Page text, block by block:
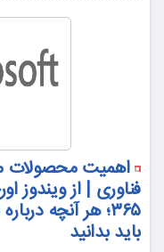
اهمیت محصولات
فناوری | از ویندوز
۳۶۵؛ هر آنچه
باید بدانید